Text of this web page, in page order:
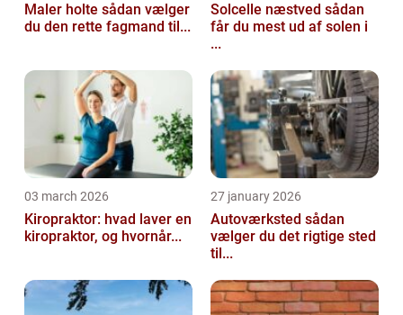
Maler holte sådan vælger
du den rette fagmand til...
Solcelle næstved sådan
får du mest ud af solen i
...
03 march 2026
Kiropraktor: hvad laver en
kiropraktor, og hvornår...
27 january 2026
Autoværksted sådan
vælger du det rigtige sted
til...